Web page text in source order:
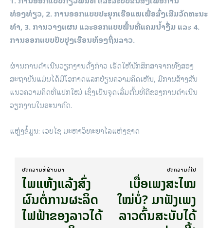
ທ່ອງທ່ຽວ, 2. ການອອກແບບປະຍຸກເຮືອແພເພື່ອສົ່ງເສີມວັດທະນະ
ທໍາ, 3. ການວາງແຜນ ແລະອອກແບບພື້ນທີ່ແຄມນໍ້າງື່ມ ແລະ 4.
ການອອກແບບປັບປຸງເຮືອນທ້ອງຖິ່ນລາວ.
ຜ່ານການດໍາເນີນວຽກງານດັ່ງກ່າວ ເຮັດໃຫ້ນັກສຶກສາຈາກທັງສອງ
ສະຖາບັນແມ່ນໄດ້ມີໂອກາດແລກປ່ຽນຄວາມຄິດເຫັນ, ມີການສ້າງສັນ
ແນວຄວາມຄິດທີ່ແປກໃໝ່ ເຊິ່ງເປັນຈຸດເລີ່ມຕົ້ນທີ່ດີຂອງການດໍາເນີນ
ວຽກງານໃນອະນາຄົດ.
ແຫຼ່ງຂໍ້ມູນ: ເວບໄຊ ມະຫາວິທະຍາໄລແຫ່ງຊາດ
ບົດ​ຄວາມ​ທີ່​ຜ່ານ​ມາ
ໄພແຫ້ງແລ້ງສົ່ງ
ຜົນຕໍ່ການຜະລິດ
ໄຟຟ້າຂອງລາວໄດ້
ບົດ​ຄວາມ​ຕໍ່​ໄປ
ເບື່ອເພງສະໄໝ
ໃໝ່ບໍ່? ມາຟັງເພງ
ລາວຕົ້ນສະບັບໄດ້